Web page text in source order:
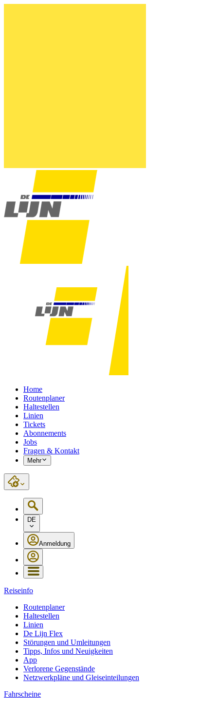
Home
Routenplaner
Haltestellen
Linien
Tickets
Abonnements
Jobs
Fragen & Kontakt
Mehr
DE
Anmeldung
Reiseinfo
Routenplaner
Haltestellen
Linien
De Lijn Flex
Störungen und Umleitungen
Tipps, Infos und Neuigkeiten
App
Verlorene Gegenstände
Netzwerkpläne und Gleiseinteilungen
Fahrscheine